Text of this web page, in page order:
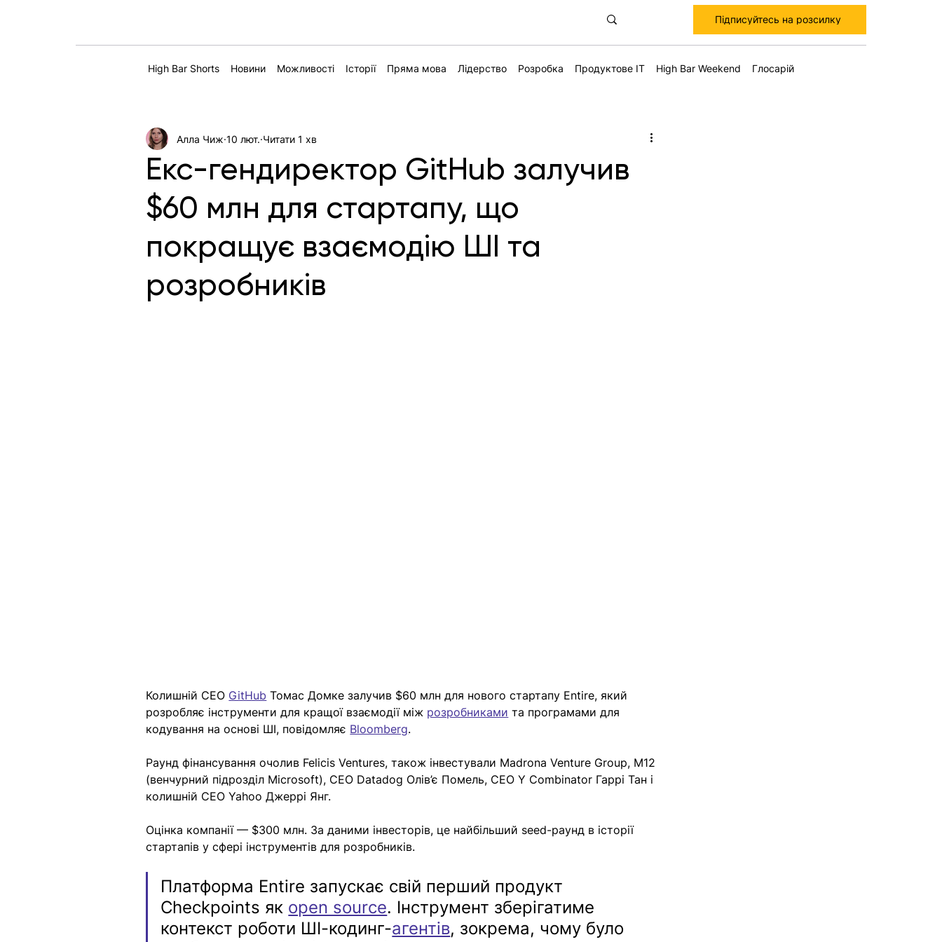
Підписуйтесь на розсилку
High Bar Shorts Новини Можливості Історії Пряма мова Лідерство Розробка Продуктове IT High Bar Weekend Глосарій
Екс-гендиректор GitHub залучив
$60 млн для стартапу, що
покращує взаємодію ШІ та
розробників
Алла Чиж 10 лют. Читати 1 хв
Колишній CEO GitHub Томас Домке залучив $60 млн для нового стартапу Entire, який
розробляє інструменти для кращої взаємодії між розробниками та програмами для
кодування на основі ШІ, повідомляє Bloomberg.
Раунд фінансування очолив Felicis Ventures, також інвестували Madrona Venture Group, M12
(венчурний підрозділ Microsoft), CEO Datadog Олів’є Помель, CEO Y Combinator Гаррі Тан і
колишній CEO Yahoo Джеррі Янг.
Оцінка компанії — $300 млн. За даними інвесторів, це найбільший seed-раунд в історії
стартапів у сфері інструментів для розробників.
Платформа Entire запускає свій перший продукт
Checkpoints як open source. Інструмент зберігатиме
контекст роботи ШІ-кодинг-агентів, зокрема, чому було